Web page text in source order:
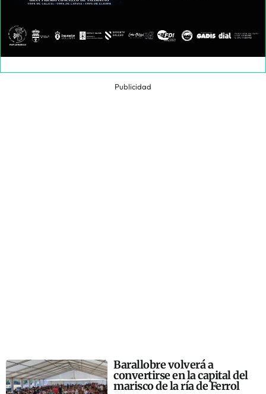
Publicidad
Barallobre volverá a
convertirse en la capital del
marisco de la ría de Ferrol